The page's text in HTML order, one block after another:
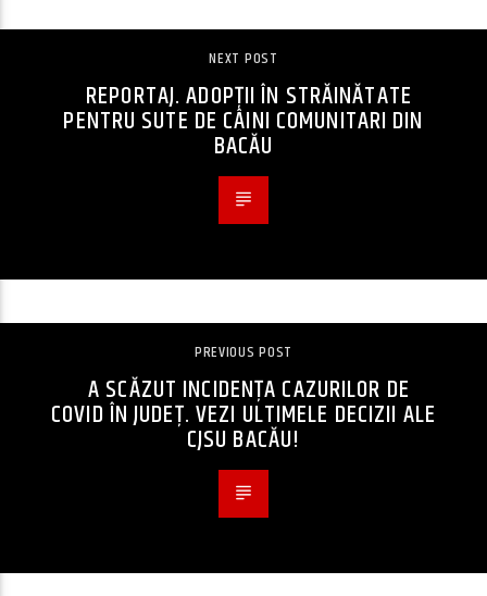
NEXT POST
REPORTAJ. ADOPȚII ÎN STRĂINĂTATE
PENTRU SUTE DE CÂINI COMUNITARI DIN
BACĂU
PREVIOUS POST
A SCĂZUT INCIDENȚA CAZURILOR DE
COVID ÎN JUDEȚ. VEZI ULTIMELE DECIZII ALE
CJSU BACĂU!